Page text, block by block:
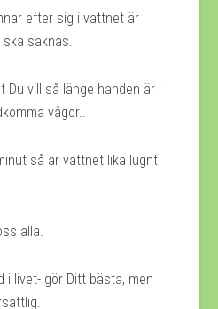
efter sig i vattnet är
saknas.
Du vill så länge handen är i
vågor..
så är vattnet lika lugnt
alla.
i livet- gör Ditt bästa, men